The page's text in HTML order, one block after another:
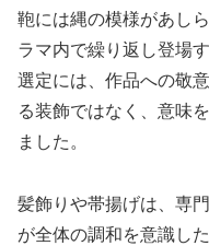
鞄には縄の模様があし
ラマ内で繰り返し登場
選定には、作品への敬
る装飾ではなく、意味
ました。
髪飾りや帯揚げは、専
が全体の調和を意識し